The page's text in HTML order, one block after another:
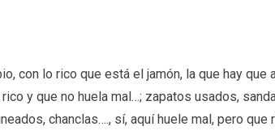
con lo rico que está el jamón, la que hay que
y que no huela mal…; zapatos usados,
chanclas…., sí, aquí huele mal, pero que